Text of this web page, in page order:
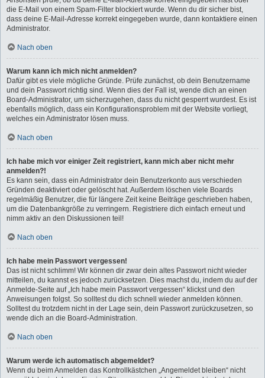
die E-Mail von einem Spam-Filter blockiert wurde. Wenn du dir sicher bist,
dass deine E-Mail-Adresse korrekt eingegeben wurde, dann kontaktiere einen
Administrator.
Nach oben
Warum kann ich mich nicht anmelden?
Dafür gibt es viele mögliche Gründe. Prüfe zunächst, ob dein Benutzername
und dein Passwort richtig sind. Wenn dies der Fall ist, wende dich an einen
Board-Administrator, um sicherzugehen, dass du nicht gesperrt wurdest. Es ist
ebenfalls möglich, dass ein Konfigurationsproblem mit der Website vorliegt,
welches ein Administrator lösen muss.
Nach oben
Ich habe mich vor einiger Zeit registriert, kann mich aber nicht mehr
anmelden?!
Es kann sein, dass ein Administrator dein Benutzerkonto aus verschieden
Gründen deaktiviert oder gelöscht hat. Außerdem löschen viele Boards
regelmäßig Benutzer, die für längere Zeit keine Beiträge geschrieben haben,
um die Datenbankgröße zu verringern. Registriere dich einfach erneut und
nimm aktiv an den Diskussionen teil!
Nach oben
Ich habe mein Passwort vergessen!
Das ist nicht schlimm! Wir können dir zwar dein altes Passwort nicht wieder
mitteilen, du kannst es jedoch zurücksetzen. Dies machst du, indem du auf der
Anmelde-Seite auf „Ich habe mein Passwort vergessen“ klickst und den
Anweisungen folgst. So solltest du dich schnell wieder anmelden können.
Solltest du trotzdem nicht in der Lage sein, dein Passwort zurückzusetzen, so
wende dich an die Board-Administration.
Nach oben
Warum werde ich automatisch abgemeldet?
Wenn du beim Anmelden das Kontrollkästchen „Angemeldet bleiben“ nicht